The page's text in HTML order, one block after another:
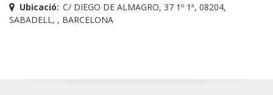
Ubicació: C/ DIEGO DE ALMAGRO, 37 1º 1ª, 08204,
SABADELL, , BARCELONA